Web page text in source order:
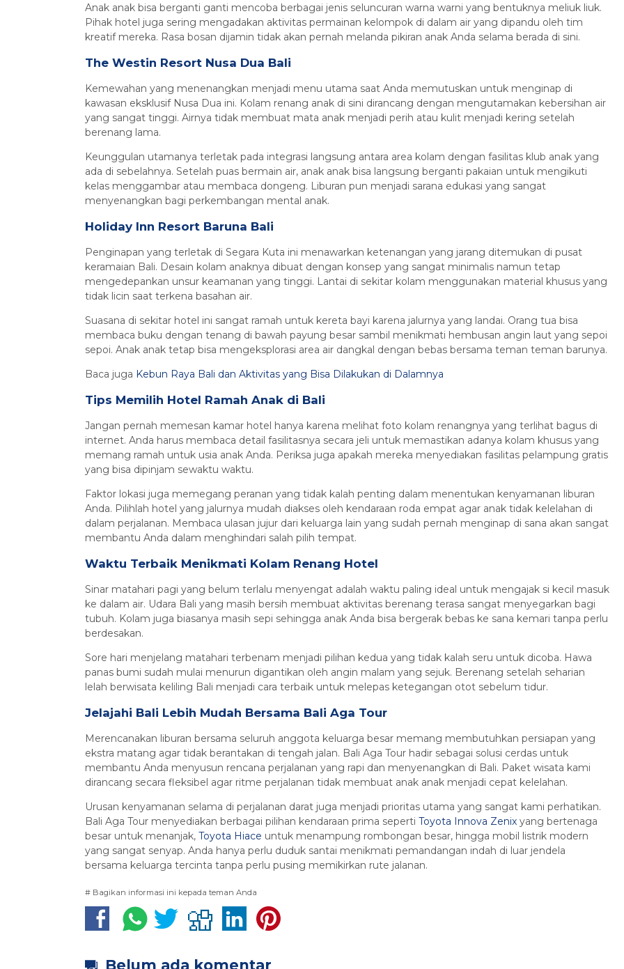
Anak anak bisa berganti ganti mencoba berbagai jenis seluncuran warna warni yang bentuknya meliuk liuk.
Pihak hotel juga sering mengadakan aktivitas permainan kelompok di dalam air yang dipandu oleh tim
kreatif mereka. Rasa bosan dijamin tidak akan pernah melanda pikiran anak Anda selama berada di sini.
The Westin Resort Nusa Dua Bali
Kemewahan yang menenangkan menjadi menu utama saat Anda memutuskan untuk menginap di
kawasan eksklusif Nusa Dua ini. Kolam renang anak di sini dirancang dengan mengutamakan kebersihan air
yang sangat tinggi. Airnya tidak membuat mata anak menjadi perih atau kulit menjadi kering setelah
berenang lama.
Keunggulan utamanya terletak pada integrasi langsung antara area kolam dengan fasilitas klub anak yang
ada di sebelahnya. Setelah puas bermain air, anak anak bisa langsung berganti pakaian untuk mengikuti
kelas menggambar atau membaca dongeng. Liburan pun menjadi sarana edukasi yang sangat
menyenangkan bagi perkembangan mental anak.
Holiday Inn Resort Baruna Bali
Penginapan yang terletak di Segara Kuta ini menawarkan ketenangan yang jarang ditemukan di pusat
keramaian Bali. Desain kolam anaknya dibuat dengan konsep yang sangat minimalis namun tetap
mengedepankan unsur keamanan yang tinggi. Lantai di sekitar kolam menggunakan material khusus yang
tidak licin saat terkena basahan air.
Suasana di sekitar hotel ini sangat ramah untuk kereta bayi karena jalurnya yang landai. Orang tua bisa
membaca buku dengan tenang di bawah payung besar sambil menikmati hembusan angin laut yang sepoi
sepoi. Anak anak tetap bisa mengeksplorasi area air dangkal dengan bebas bersama teman teman barunya.
Baca juga Kebun Raya Bali dan Aktivitas yang Bisa Dilakukan di Dalamnya
Tips Memilih Hotel Ramah Anak di Bali
Jangan pernah memesan kamar hotel hanya karena melihat foto kolam renangnya yang terlihat bagus di
internet. Anda harus membaca detail fasilitasnya secara jeli untuk memastikan adanya kolam khusus yang
memang ramah untuk usia anak Anda. Periksa juga apakah mereka menyediakan fasilitas pelampung gratis
yang bisa dipinjam sewaktu waktu.
Faktor lokasi juga memegang peranan yang tidak kalah penting dalam menentukan kenyamanan liburan
Anda. Pilihlah hotel yang jalurnya mudah diakses oleh kendaraan roda empat agar anak tidak kelelahan di
dalam perjalanan. Membaca ulasan jujur dari keluarga lain yang sudah pernah menginap di sana akan sangat
membantu Anda dalam menghindari salah pilih tempat.
Waktu Terbaik Menikmati Kolam Renang Hotel
Sinar matahari pagi yang belum terlalu menyengat adalah waktu paling ideal untuk mengajak si kecil masuk
ke dalam air. Udara Bali yang masih bersih membuat aktivitas berenang terasa sangat menyegarkan bagi
tubuh. Kolam juga biasanya masih sepi sehingga anak Anda bisa bergerak bebas ke sana kemari tanpa perlu
berdesakan.
Sore hari menjelang matahari terbenam menjadi pilihan kedua yang tidak kalah seru untuk dicoba. Hawa
panas bumi sudah mulai menurun digantikan oleh angin malam yang sejuk. Berenang setelah seharian
lelah berwisata keliling Bali menjadi cara terbaik untuk melepas ketegangan otot sebelum tidur.
Jelajahi Bali Lebih Mudah Bersama Bali Aga Tour
Merencanakan liburan bersama seluruh anggota keluarga besar memang membutuhkan persiapan yang
ekstra matang agar tidak berantakan di tengah jalan. Bali Aga Tour hadir sebagai solusi cerdas untuk
membantu Anda menyusun rencana perjalanan yang rapi dan menyenangkan di Bali. Paket wisata kami
dirancang secara fleksibel agar ritme perjalanan tidak membuat anak anak menjadi cepat kelelahan.
Urusan kenyamanan selama di perjalanan darat juga menjadi prioritas utama yang sangat kami perhatikan.
Bali Aga Tour menyediakan berbagai pilihan kendaraan prima seperti Toyota Innova Zenix yang bertenaga
besar untuk menanjak, Toyota Hiace untuk menampung rombongan besar, hingga mobil listrik modern
yang sangat senyap. Anda hanya perlu duduk santai menikmati pemandangan indah di luar jendela
bersama keluarga tercinta tanpa perlu pusing memikirkan rute jalanan.
# Bagikan informasi ini kepada teman Anda
Belum ada komentar